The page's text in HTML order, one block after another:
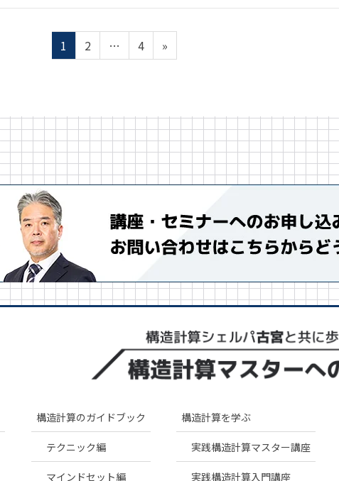
ペ
ー
1
ペ
ー
2 …
ペ
ー
4 »
構造計算のガイドブック
テクニック編
マインドセット編
構造計算を学ぶ
実践構造計算マスター講座
実践構造計算入門講座